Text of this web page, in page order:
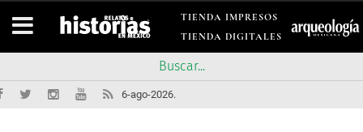
TIENDA IMPRESOS
TIENDA DIGITALES
6-ago-2026.